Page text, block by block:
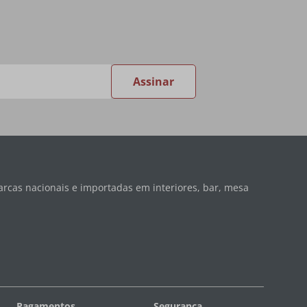
Assinar
nacionais e importadas em interiores, bar, mesa